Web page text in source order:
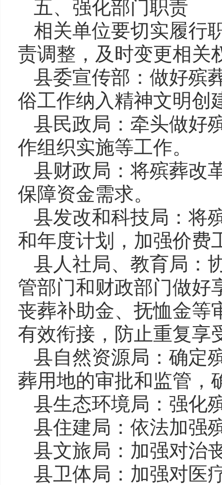
五、强化部门职责
相关单位要切实履行
责调整，及时变更相关
县委宣传部：做好殡
俗工作纳入精神文明创
县民政局：牵头做好
作组织实施等工作。
县财政局：将殡葬改
保障资金需求。
县发改和科技局：将
和年度计划，加强价费
县人社局、教育局：
管部门和财政部门做好
丧葬补助金、抚恤金等
有效衔接，防止重复享
县自然资源局：确定
葬用地的审批和监管，
县生态环境局：强化
县住建局：依法加强
县文旅局：加强对治
县卫体局：加强对医